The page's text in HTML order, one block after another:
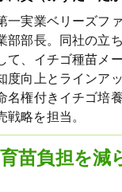
一実業ベリーズフ
部部長。同社の立
て、イチゴ種苗メ
度向上とラインア
名権付きイチゴ培
戦略を担当。
苗負担を減